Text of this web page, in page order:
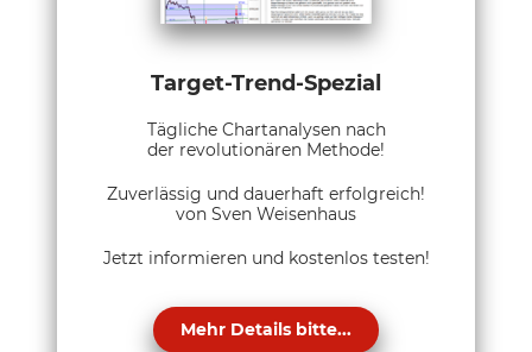
Target-Trend-Spezial
Tägliche Chartanalysen nach
der revolutionären Methode!
Zuverlässig und dauerhaft erfolgreich!
von Sven Weisenhaus
Jetzt informieren und kostenlos testen!
Mehr Details bitte...